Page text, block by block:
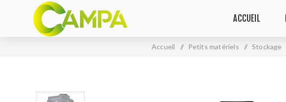
ACCUEIL
Accueil / Petits matériels / Stockage